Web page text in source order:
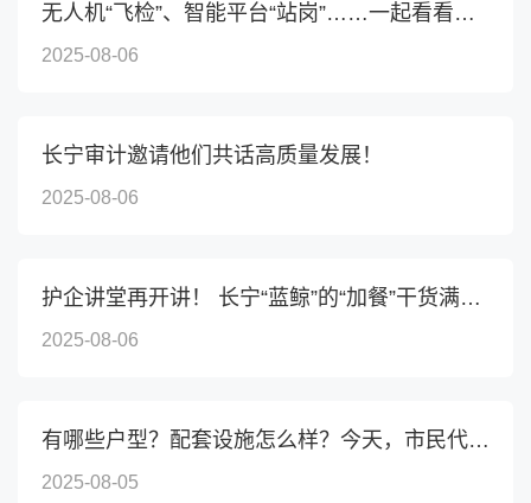
无人机“飞检”、智能平台“站岗”……一起看看长宁如何...
2025-08-06
长宁审计邀请他们共话高质量发展！
2025-08-06
护企讲堂再开讲！ 长宁“蓝鲸”的“加餐”干货满满~
2025-08-06
有哪些户型？配套设施怎么样？今天，市民代表们走进虹桥...
2025-08-05